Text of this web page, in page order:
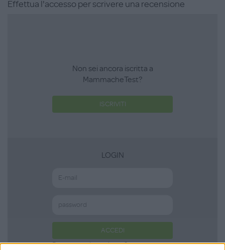
Effettua l'accesso per scrivere una recensione
Non sei ancora iscritta a
MammacheTest?
ISCRIVITI
LOGIN
ACCEDI
Password dimenticata?